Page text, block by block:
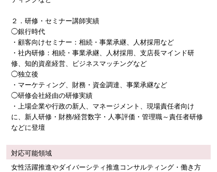
２．研修・セミナー講師実績
◯銀行時代
・顧客向けセミナー：相続・事業承継、人材採用など
・社内研修：相続・事業承継、人材採用、支店長マインド研
修、知的資産経営、ビジネスマッチングなど
◯独立後
・マーケティング、財務・資金調達、事業承継など
◯研修会社経由の研修実績
・上場企業や行政の新人、マネージメント、現場責任者向け
に、新人研修・財務/経営数字・人事評価・管理職～責任者研修
などに登壇
対応可能領域
女性活躍推進やダイバーシティ推進コンサルティング・働き方